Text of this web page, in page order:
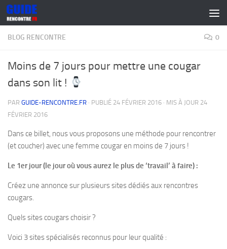
Skip to content
BLOG RENCONTRE 0
Moins de 7 jours pour mettre une cougar
dans son lit !
PAR GUIDE-RENCONTRE.FR · PUBLIÉ 24 FÉVRIER 2016 · MIS À JOUR 24
FÉVRIER 2016
Dans ce billet, nous vous proposons une méthode pour rencontrer
(et coucher) avec une femme cougar en moins de 7 jours !
Le 1er jour (le jour où vous aurez le plus de ‘travail’ à faire) :
Créez une annonce sur plusieurs sites dédiés aux rencontres
cougars.
Quels sites cougars choisir ?
Voici 3 sites spécialisés reconnus pour leur qualité :